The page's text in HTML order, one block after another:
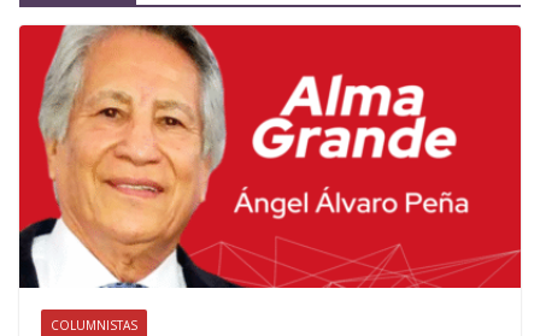
COLUMNISTAS